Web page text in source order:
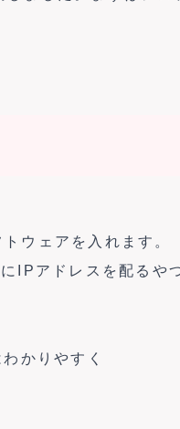
ウェアを入れます。
IPアドレスを配るや
かりやすく